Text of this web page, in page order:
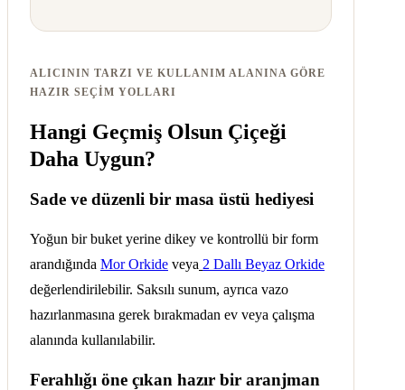
ALICININ TARZI VE KULLANIM ALANINA GÖRE
HAZIR SEÇIM YOLLARI
Hangi Geçmiş Olsun Çiçeği
Daha Uygun?
Sade ve düzenli bir masa üstü hediyesi
Yoğun bir buket yerine dikey ve kontrollü bir form
arandığında Mor Orkide veya 2 Dallı Beyaz Orkide
değerlendirilebilir. Saksılı sunum, ayrıca vazo
hazırlanmasına gerek bırakmadan ev veya çalışma
alanında kullanılabilir.
Ferahlığı öne çıkan hazır bir aranjman